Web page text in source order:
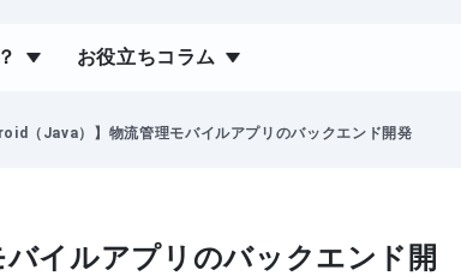
お役立ちコラム
（Java）】物流管理モバイルアプリのバックエンド開発
バイルアプリのバックエンド開